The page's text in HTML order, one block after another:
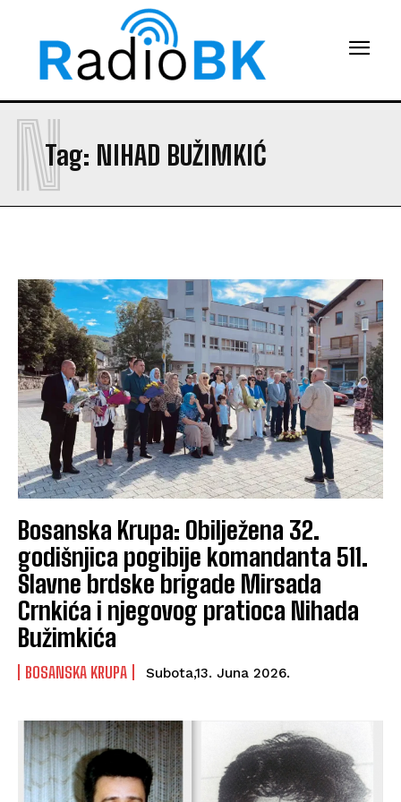
Tag: NIHAD BUŽIMKIĆ
N
Bosanska Krupa: Obilježena 32.
godišnjica pogibije komandanta 511.
Slavne brdske brigade Mirsada
Crnkića i njegovog pratioca Nihada
Bužimkića
BOSANSKA KRUPA Subota,13. Juna 2026.